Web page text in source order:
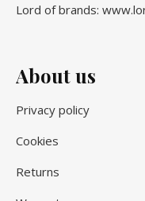
Lord of brands:
About us
Privacy policy
Cookies
Returns